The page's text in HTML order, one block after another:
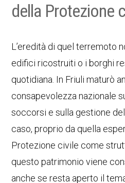
della Protezione
L’eredità di quel terremoto
edifici ricostruiti o i borghi
quotidiana. In Friuli maturò
consapevolezza nazionale
soccorsi e sulla gestione
caso, proprio da quella
Protezione civile come
questo patrimonio viene
anche se resta aperto il